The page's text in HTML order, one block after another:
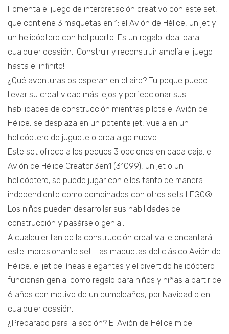
Fomenta el juego de interpretación creativo con este set,
que contiene 3 maquetas en 1: el Avión de Hélice, un jet y
un helicóptero con helipuerto. Es un regalo ideal para
cualquier ocasión. ¡Construir y reconstruir amplía el juego
hasta el infinito!
¿Qué aventuras os esperan en el aire? Tu peque puede
llevar su creatividad más lejos y perfeccionar sus
habilidades de construcción mientras pilota el Avión de
Hélice, se desplaza en un potente jet, vuela en un
helicóptero de juguete o crea algo nuevo.
Este set ofrece a los peques 3 opciones en cada caja: el
Avión de Hélice Creator 3en1 (31099), un jet o un
helicóptero; se puede jugar con ellos tanto de manera
independiente como combinados con otros sets LEGO®.
Los niños pueden desarrollar sus habilidades de
construcción y pasárselo genial.
A cualquier fan de la construcción creativa le encantará
este impresionante set. Las maquetas del clásico Avión de
Hélice, el jet de líneas elegantes y el divertido helicóptero
funcionan genial como regalo para niños y niñas a partir de
6 años con motivo de un cumpleaños, por Navidad o en
cualquier ocasión.
¿Preparado para la acción? El Avión de Hélice mide